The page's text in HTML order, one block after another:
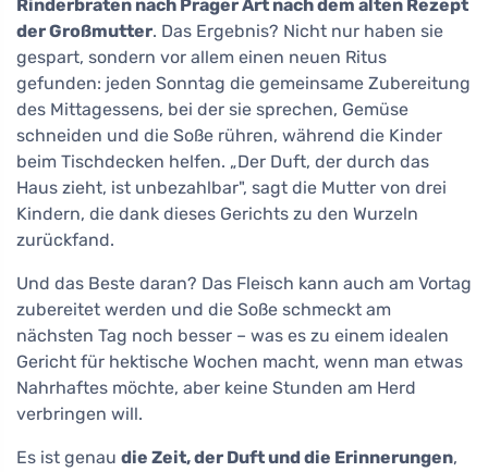
Rinderbraten nach Prager Art nach dem alten Rezept
der Großmutter. Das Ergebnis? Nicht nur haben sie
gespart, sondern vor allem einen neuen Ritus
gefunden: jeden Sonntag die gemeinsame Zubereitung
des Mittagessens, bei der sie sprechen, Gemüse
schneiden und die Soße rühren, während die Kinder
beim Tischdecken helfen. „Der Duft, der durch das
Haus zieht, ist unbezahlbar", sagt die Mutter von drei
Kindern, die dank dieses Gerichts zu den Wurzeln
zurückfand.
Und das Beste daran? Das Fleisch kann auch am Vortag
zubereitet werden und die Soße schmeckt am
nächsten Tag noch besser – was es zu einem idealen
Gericht für hektische Wochen macht, wenn man etwas
Nahrhaftes möchte, aber keine Stunden am Herd
verbringen will.
Es ist genau die Zeit, der Duft und die Erinnerungen,